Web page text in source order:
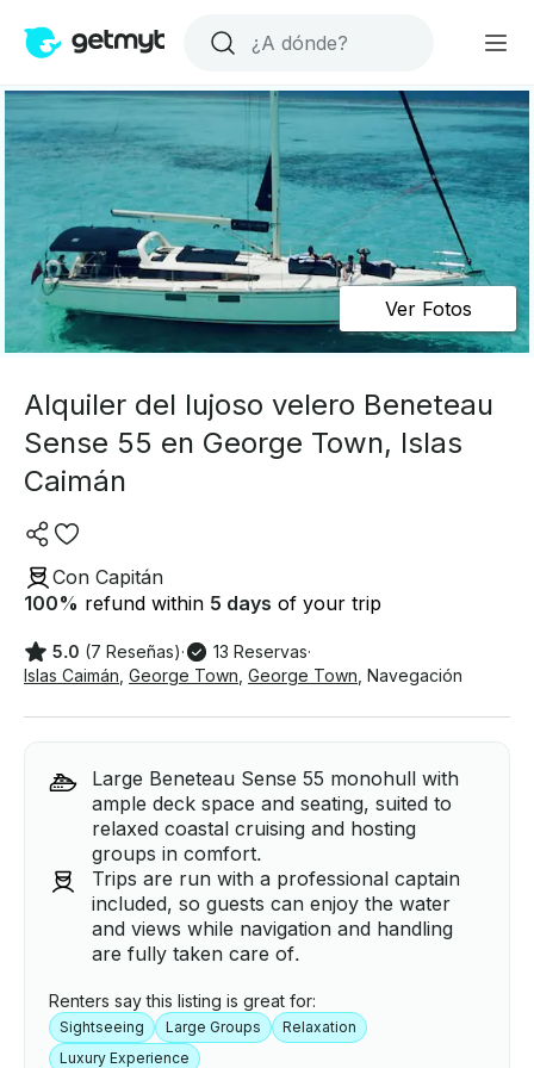
Ver Fotos
Alquiler del lujoso velero Beneteau
Sense 55 en George Town, Islas
Caimán
Con Capitán
100% refund within 5 days of your trip
5.0 (7 Reseñas)· 13 Reservas·
Islas Caimán George Town George Town Navegación
Large Beneteau Sense 55 monohull with
ample deck space and seating, suited to
relaxed coastal cruising and hosting
groups in comfort.
Trips are run with a professional captain
included, so guests can enjoy the water
and views while navigation and handling
are fully taken care of.
Renters say this listing is great for:
Sightseeing Large Groups
Relaxation
Luxury Experience